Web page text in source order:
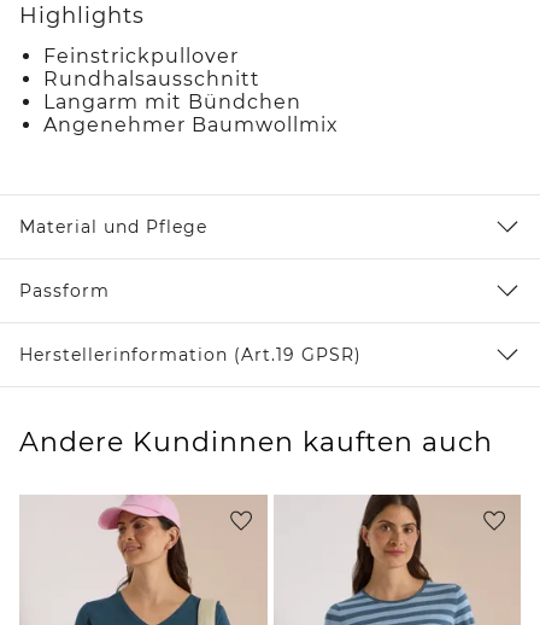
Highlights
Feinstrickpullover
Rundhalsausschnitt
Langarm mit Bündchen
Angenehmer Baumwollmix
Material und Pflege
Passform
Herstellerinformation (Art.19 GPSR)
Andere Kundinnen kauften auch